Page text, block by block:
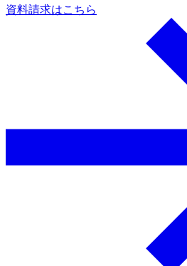
資料請求はこちら